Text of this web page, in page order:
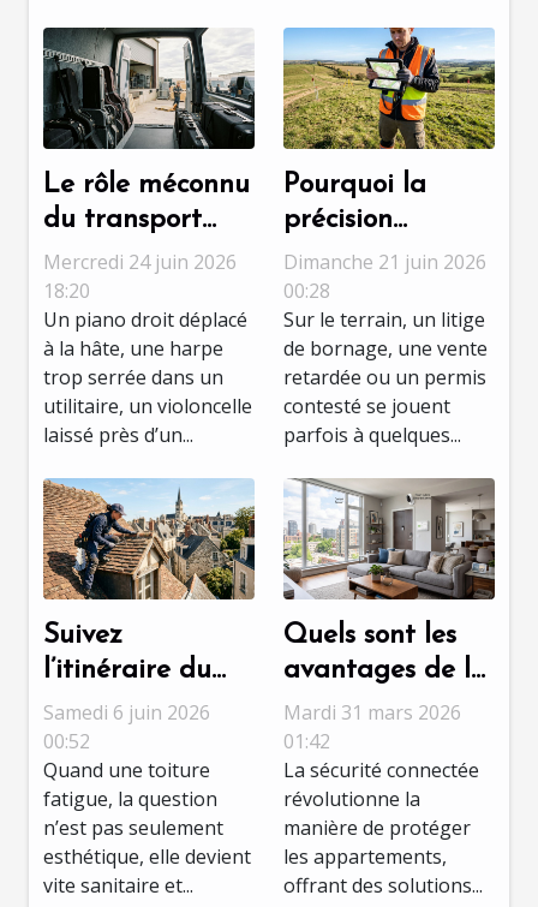
Le rôle méconnu
du transport
adapté dans la
préservation des
instruments de
musique
Mercredi 24 juin 2026
18:20
Un piano droit déplacé
à la hâte, une harpe
trop serrée dans un
utilitaire, un violoncelle
laissé près d’un...
Pourquoi la
précision
topographique
fait la différence
dans les
expertises
foncières
Dimanche 21 juin 2026
00:28
Sur le terrain, un litige
de bornage, une vente
retardée ou un permis
contesté se jouent
parfois à quelques...
Suivez
l’itinéraire du
meilleur
couvreur à Tours
pour une
rénovation sans
accroc
Samedi 6 juin 2026
00:52
Quand une toiture
fatigue, la question
n’est pas seulement
esthétique, elle devient
vite sanitaire et...
Quels sont les
avantages de la
sécurité
connectée pour
les
appartements ?
Mardi 31 mars 2026
01:42
La sécurité connectée
révolutionne la
manière de protéger
les appartements,
offrant des solutions...